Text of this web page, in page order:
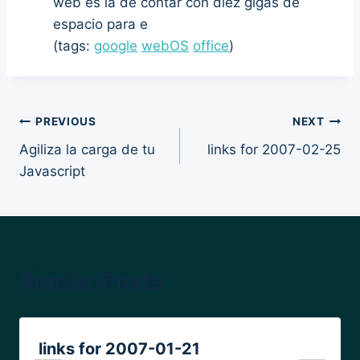
espacio para e
(tags: google webOS office)
Post
navigation
PREVIOUS
Agiliza la carga de tu
Javascript
NEXT
links for 2007-02-25
links for 2007-01-21